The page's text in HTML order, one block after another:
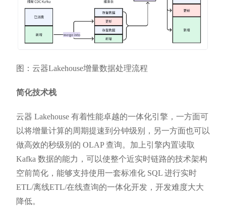
图：云器Lakehouse增量数据处理流程
简化技术栈
云器 Lakehouse 有着性能卓越的一体化引擎，一方面可
以将增量计算的周期提速到分钟级别，另一方面也可以
做高效的秒级别的 OLAP 查询。加上引擎内置读取
Kafka 数据的能力，可以使整个近实时链路的技术架构
空前简化，能够支持使用一套标准化 SQL 进行实时
ETL/离线ETL/在线查询的一体化开发，开发难度大大
降低。